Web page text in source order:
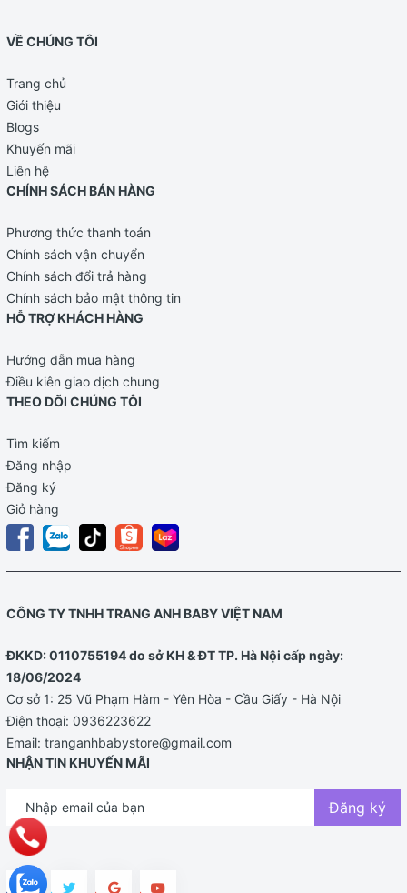
VỀ CHÚNG TÔI
Trang chủ
Giới thiệu
Blogs
Khuyến mãi
Liên hệ
CHÍNH SÁCH BÁN HÀNG
Phương thức thanh toán
Chính sách vận chuyển
Chính sách đổi trả hàng
Chính sách bảo mật thông tin
HỖ TRỢ KHÁCH HÀNG
Hướng dẫn mua hàng
Điều kiên giao dịch chung
THEO DÕI CHÚNG TÔI
Tìm kiếm
Đăng nhập
Đăng ký
Giỏ hàng
CÔNG TY TNHH TRANG ANH BABY VIỆT NAM
ĐKKD: 0110755194 do sở KH & ĐT TP. Hà Nội cấp ngày:
18/06/2024
Cơ sở 1: 25 Vũ Phạm Hàm - Yên Hòa - Cầu Giấy - Hà Nội
Điện thoại: 0936223622
Email: tranganhbabystore@gmail.com
NHẬN TIN KHUYẾN MÃI
Đăng ký